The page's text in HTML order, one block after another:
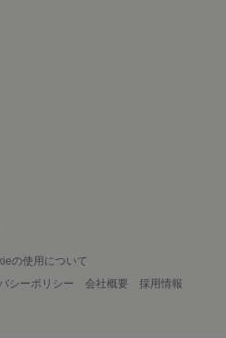
の使用について
シーポリシー 会社概要
採用情報